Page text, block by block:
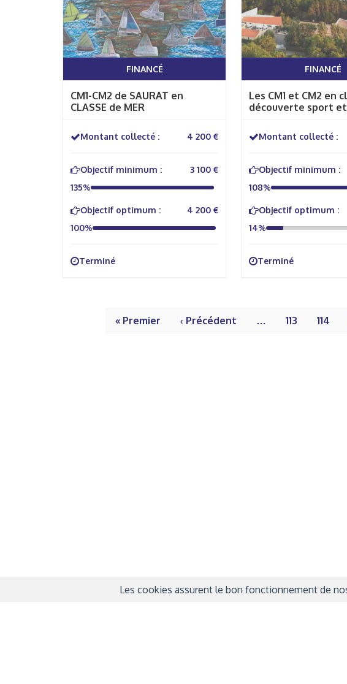
FINANCÉ
CM1-CM2 de SAURAT en
CLASSE de MER
Montant collecté : 4 200 €
Objectif minimum :
3 100 €
135%
Objectif optimum :
4 200 €
100%
Terminé
FINANCÉ
Les CM1 et CM2 en
découverte sport et
Montant collecté :
Objectif minimum :
108%
Objectif optimum :
14%
Terminé
« Premier ‹ Précédent … 113 114
© 2024
Les cookies assurent le bon fonctionnement de